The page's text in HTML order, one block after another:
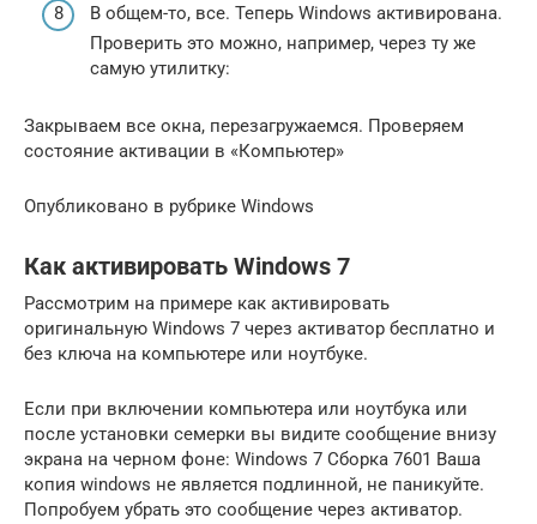
В общем-то, все. Теперь Windows активирована.
Проверить это можно, например, через ту же
самую утилитку:
Закрываем все окна, перезагружаемся. Проверяем
состояние активации в «Компьютер»
Опубликовано в рубрике Windows
Как активировать Windows 7
Рассмотрим на примере как активировать
оригинальную Windows 7 через активатор бесплатно и
без ключа на компьютере или ноутбуке.
Если при включении компьютера или ноутбука или
после установки семерки вы видите сообщение внизу
экрана на черном фоне: Windows 7 Сборка 7601 Ваша
копия windows не является подлинной, не паникуйте.
Попробуем убрать это сообщение через активатор.